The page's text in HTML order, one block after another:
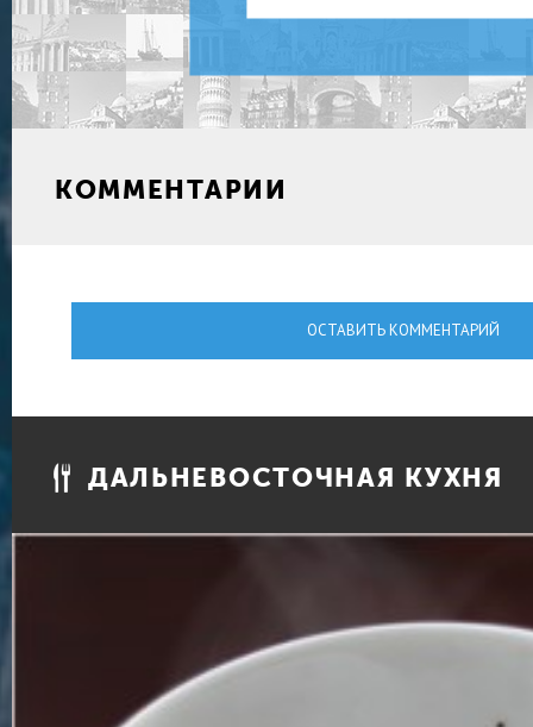
КОММЕНТАРИИ
ОСТАВИТЬ КОММЕНТАРИЙ
ДАЛЬНЕВОСТОЧНАЯ КУХНЯ